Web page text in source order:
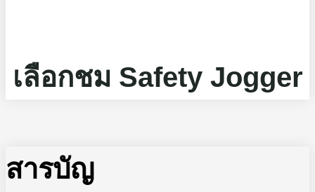
เลือกชม Safety Jogger
สารบัญ